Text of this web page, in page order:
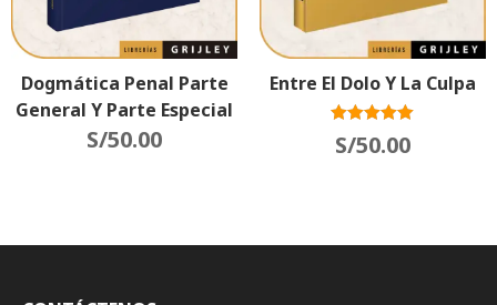
Dogmática Penal Parte
General Y Parte Especial
S/50.00
Entre El Dolo Y La Culpa
S/50.00
Valorado con
5.00de 5